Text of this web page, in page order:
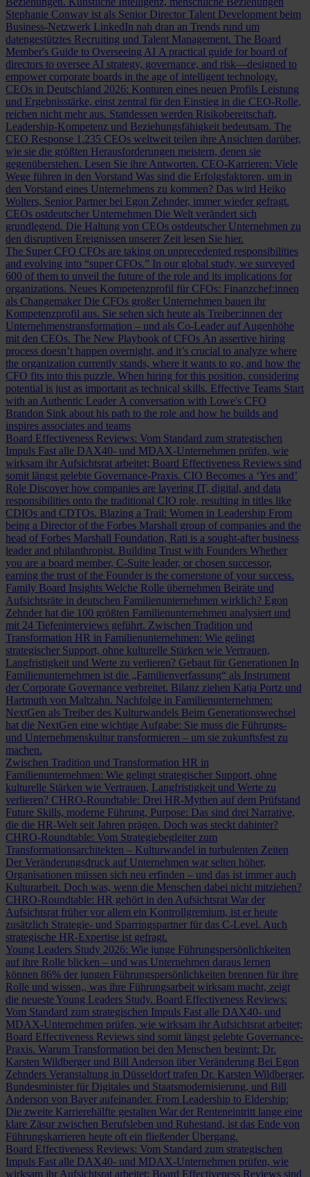
Stephanie Conway ist als Senior Director Talent Development beim
Business-Netzwerk LinkedIn nah dran an Trends rund um
datengestütztes Recruiting und Talent Management. The Board
Member's Guide to Overseeing AI A practical guide for board of
directors to oversee AI strategy, governance, and risk—designed to
empower corporate boards in the age of intelligent technology.
CEOs in Deutschland 2026: Konturen eines neuen Profils Leistung
und Ergebnisstärke, einst zentral für den Einstieg in die CEO-Rolle,
reichen nicht mehr aus. Stattdessen werden Risikobereitschaft,
Leadership-Kompetenz und Beziehungsfähigkeit bedeutsam. The
CEO Response 1.235 CEOs weltweit teilen ihre Ansichten darüber,
wie sie die größten Herausforderungen meistern, denen sie
gegenüberstehen. Lesen Sie ihre Antworten. CEO-Karrieren: Viele
Wege führen in den Vorstand Was sind die Erfolgsfaktoren, um in
den Vorstand eines Unternehmens zu kommen? Das wird Heiko
Wolters, Senior Partner bei Egon Zehnder, immer wieder gefragt.
CEOs ostdeutscher Unternehmen Die Welt verändert sich
grundlegend. Die Haltung von CEOs ostdeutscher Unternehmen zu
den disruptiven Ereignissen unserer Zeit lesen Sie hier.
The Super CFO CFOs are taking on unprecedented responsibilities
and evolving into “super CFOs.” In our global study, we surveyed
600 of them to unveil the future of the role and its implications for
organizations. Neues Kompetenzprofil für CFOs: Finanzchef:innen
als Changemaker Die CFOs großer Unternehmen bauen ihr
Kompetenzprofil aus. Sie sehen sich heute als Treiber:innen der
Unternehmenstransformation – und als Co-Leader auf Augenhöhe
mit den CEOs. The New Playbook of CFOs An assertive hiring
process doesn’t happen overnight, and it’s crucial to analyze where
the organization currently stands, where it wants to go, and how the
CFO fits into this puzzle. When hiring for this position, considering
potential is just as important as technical skills. Effective Teams Start
with an Authentic Leader A conversation with Lowe's CFO
Brandon Sink about his path to the role and how he builds and
inspires associates and teams
Board Effectiveness Reviews: Vom Standard zum strategischen
Impuls Fast alle DAX40- und MDAX-Unternehmen prüfen, wie
wirksam ihr Aufsichtsrat arbeitet; Board Effectiveness Reviews sind
somit längst gelebte Governance-Praxis. CIO Becomes a ‘Yes and’
Role Discover how companies are layering IT, digital, and data
responsibilities onto the traditional CIO role, resulting in titles like
CDIOs and CDTOs. Blazing a Trail: Women in Leadership From
being a Director of the Forbes Marshall group of companies and the
head of Forbes Marshall Foundation, Rati is a sought-after business
leader and philanthropist. Building Trust with Founders Whether
you are a board member, C-Suite leader, or chosen successor,
earning the trust of the Founder is the cornerstone of your success.
Family Board Insights Welche Rolle übernehmen Beiräte und
Aufsichtsräte in deutschen Familienunternehmen wirklich? Egon
Zehnder hat die 100 größten Familienunternehmen analysiert und
mit 24 Tiefeninterviews geführt. Zwischen Tradition und
Transformation HR in Familienunternehmen: Wie gelingt
strategischer Support, ohne kulturelle Stärken wie Vertrauen,
Langfristigkeit und Werte zu verlieren? Gebaut für Generationen In
Familienunternehmen ist die „Familienverfassung“ als Instrument
der Corporate Governance verbreitet. Bilanz ziehen Katja Portz und
Hartmuth von Maltzahn. Nachfolge in Familienunternehmen:
NextGen als Treiber des Kulturwandels Beim Generationswechsel
hat die NextGen eine wichtige Aufgabe: Sie muss die Führungs-
und Unternehmenskultur transformieren – um sie zukunftsfest zu
machen.
Zwischen Tradition und Transformation HR in
Familienunternehmen: Wie gelingt strategischer Support, ohne
kulturelle Stärken wie Vertrauen, Langfristigkeit und Werte zu
verlieren? CHRO-Roundtable: Drei HR-Mythen auf dem Prüfstand
Future Skills, moderne Führung, Purpose: Das sind drei Narrative,
die die HR-Welt seit Jahren prägen. Doch was steckt dahinter?
CHRO-Roundtable: Vom Strategiebegleiter zum
Transformationsarchitekten – Kulturwandel in turbulenten Zeiten
Der Veränderungsdruck auf Unternehmen war selten höher,
Organisationen müssen sich neu erfinden – und das ist immer auch
Kulturarbeit. Doch was, wenn die Menschen dabei nicht mitziehen?
CHRO-Roundtable: HR gehört in den Aufsichtsrat War der
Aufsichtsrat früher vor allem ein Kontrollgremium, ist er heute
zusätzlich Strategie- und Sparringspartner für das C-Level. Auch
strategische HR-Expertise ist gefragt.
Young Leaders Study 2026: Wie junge Führungspersönlichkeiten
auf ihre Rolle blicken – und was Unternehmen daraus lernen
können 86% der jungen Führungspersönlichkeiten brennen für ihre
Rolle und wissen,, was ihre Führungsarbeit wirksam macht, zeigt
die neueste Young Leaders Study. Board Effectiveness Reviews:
Vom Standard zum strategischen Impuls Fast alle DAX40- und
MDAX-Unternehmen prüfen, wie wirksam ihr Aufsichtsrat arbeitet;
Board Effectiveness Reviews sind somit längst gelebte Governance-
Praxis. Warum Transformation bei den Menschen beginnt: Dr.
Karsten Wildberger und Bill Anderson über Veränderung Bei Egon
Zehnders Veranstaltung in Düsseldorf trafen Dr. Karsten Wildberger,
Bundesminister für Digitales und Staatsmodernisierung, und Bill
Anderson von Bayer aufeinander. From Leadership to Eldership:
Die zweite Karrierehälfte gestalten War der Renteneintritt lange eine
klare Zäsur zwischen Berufsleben und Ruhestand, ist das Ende von
Führungskarrieren heute oft ein fließender Übergang.
Board Effectiveness Reviews: Vom Standard zum strategischen
Impuls Fast alle DAX40- und MDAX-Unternehmen prüfen, wie
wirksam ihr Aufsichtsrat arbeitet; Board Effectiveness Reviews sind